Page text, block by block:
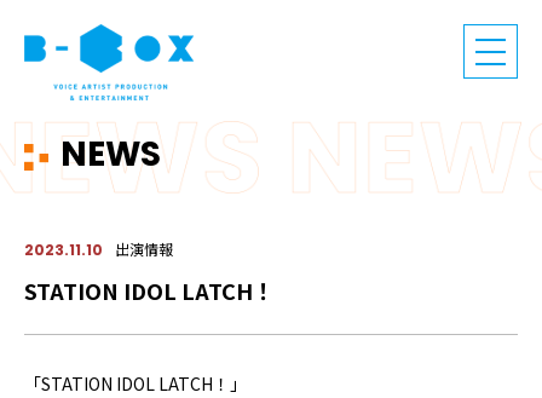
NEWS
2023.11.10 出演情報
STATION IDOL LATCH！
「STATION IDOL LATCH！」